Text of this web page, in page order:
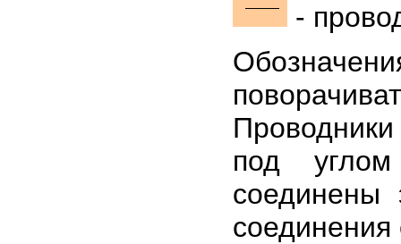
-
под
соединены
соединения